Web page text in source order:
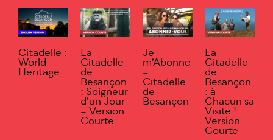
Citadelle :
World
Heritage
La
Citadelle
de
Besançon
: Soigneur
d’un Jour
– Version
Courte
Je
m’Abonne
–
Citadelle
de
Besançon
La
Citadelle
de
Besançon
: à
Chacun sa
Visite !
Version
Courte